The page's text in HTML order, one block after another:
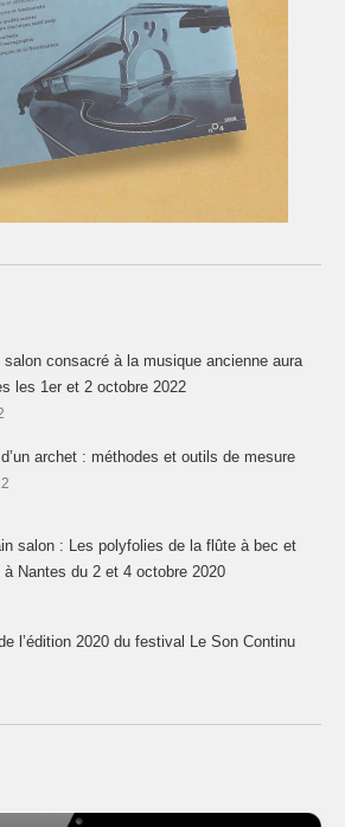
salon consacré à la musique ancienne aura
les 1er et 2 octobre 2022
archet : méthodes et outils de mesure
salon : Les polyfolies de la flûte à bec et
Nantes du 2 et 4 octobre 2020
l’édition 2020 du festival Le Son Continu